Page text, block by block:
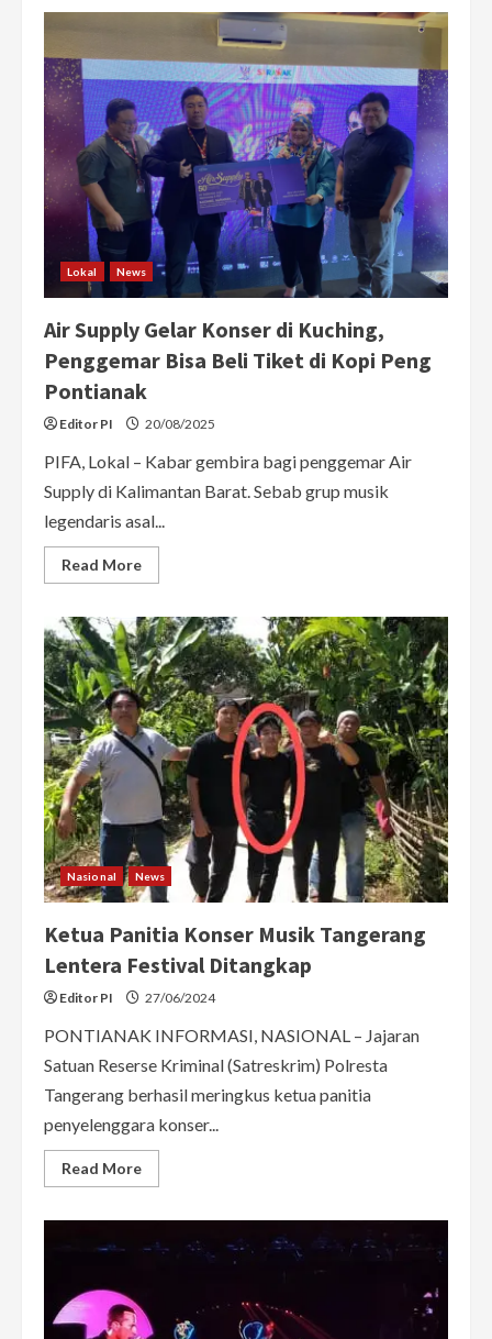
Ondel
dalam
Kedatangan
di
Jakarta
Lokal News
Air Supply Gelar Konser di Kuching,
Penggemar Bisa Beli Tiket di Kopi Peng
Pontianak
Editor PI 20/08/2025
PIFA, Lokal – Kabar gembira bagi penggemar Air
Supply di Kalimantan Barat. Sebab grup musik
legendaris asal...
Read MoreRead
more
Supply
Gelar
Konser
di
Kuching,
Penggemar
Bisa
Beli
Tiket
di
Kopi
Peng
Pontianak
Nasional News
Ketua Panitia Konser Musik Tangerang
Lentera Festival Ditangkap
Editor PI 27/06/2024
PONTIANAK INFORMASI, NASIONAL – Jajaran
Satuan Reserse Kriminal (Satreskrim) Polresta
Tangerang berhasil meringkus ketua panitia
penyelenggara konser...
Read MoreRead
more
Konser
Musik
Festival
Ditangkap